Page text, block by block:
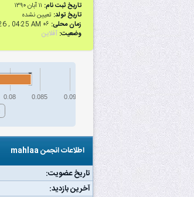
تاریخ ثبت نام: ۱۱ آبان ۱۳۹۰
تاریخ تولد: تعیین نشده
زمان محلی: ۰۶ August 2026 , 04:25 AM
وضعیت: آفلاین
0.08 0.085 0.09
اطلاعات انجمن mahlaa
تاریخ عضویت:
آخرین بازدید: